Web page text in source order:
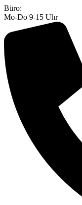
Zum
Inhalt
Büro:
Mo-Do 9-15 Uhr